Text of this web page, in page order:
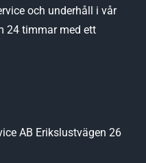
och underhåll i vår
24 timmar med ett
AB Erikslustvägen 26